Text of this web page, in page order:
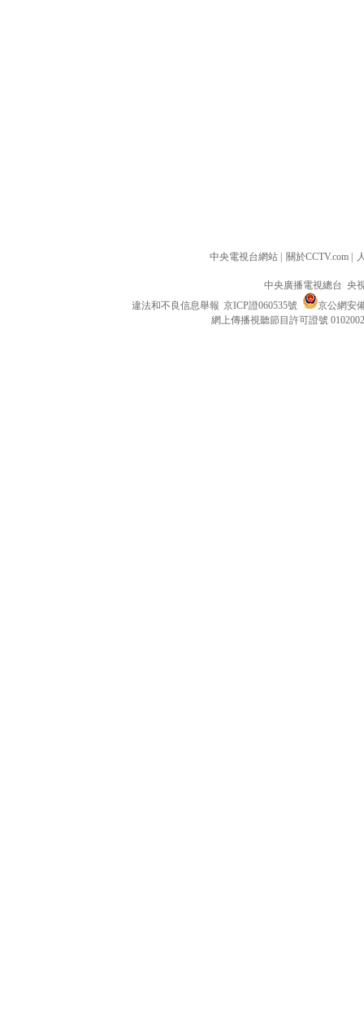
中央電視台網站 關於CCTV.com
中央廣播電視總台 央
違法和不良信息舉報 京ICP證060535號
京公網安
網上傳播視聽節目許可證號